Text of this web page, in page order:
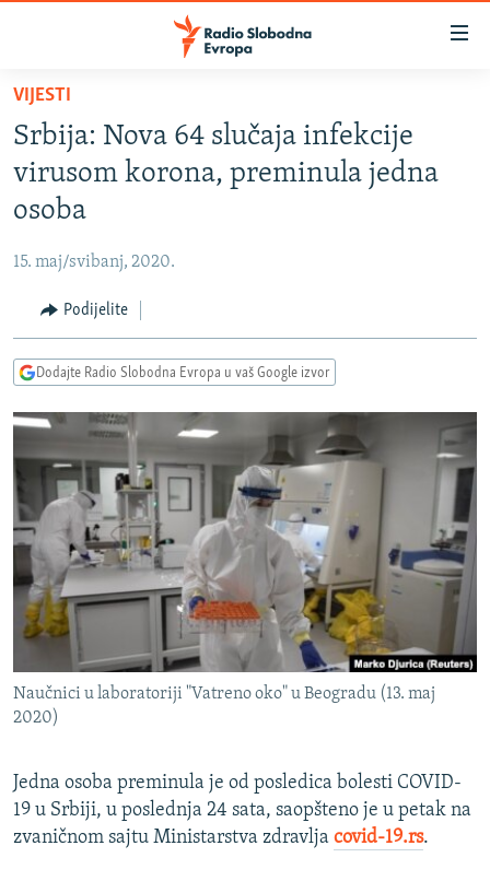
Pređite
glavni
sadržaj
Pređite
na
glavnu
navigaciju
Pređite
na
pretragu
VIJESTI
BOSNA I HERCEGOVINA
SRBIJA
CRNA GORA
VIZUELNO
INFOGRAFIKE
RAT U UKRAJINI
KINA NA BALKANU
RSE PRIČE IZ SVIJETA
ISPRIČAJ MI
DNEVNO@RSE
SPECIJALI RSE
VIŠE OD NASLOVA
GENOCID U SREBRENICI
POPLAVE I KLIZIŠTA U BIH 2024.
POST SCRIPTUM
MOJA EVROPA
PRATITE NAS
VIJESTI
Srbija: Nova 64 slučaja infekcije
virusom korona, preminula jedna
osoba
15. maj/svibanj, 2020.
Podijelite
Dodajte Radio Slobodna Evropa u vaš Google izvor
Naučnici u laboratoriji "Vatreno oko" u Beogradu (13. maj
2020)
Jedna osoba preminula je od posledica bolesti COVID-
19 u Srbiji, u poslednja 24 sata, saopšteno je u petak na
zvaničnom sajtu Ministarstva zdravlja covid-19.rs.